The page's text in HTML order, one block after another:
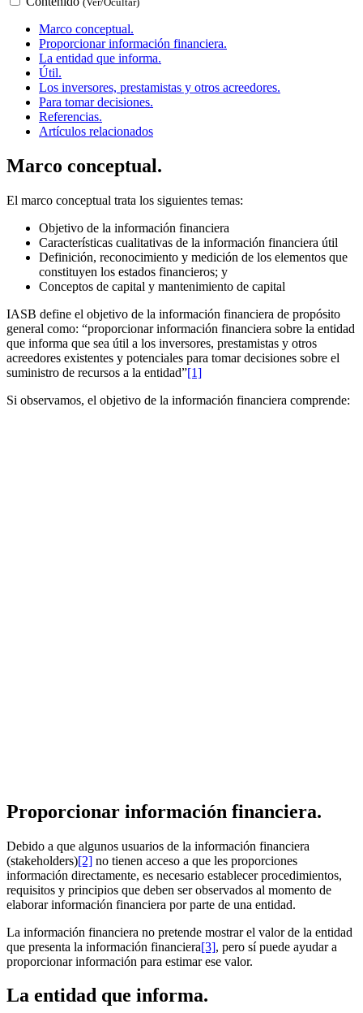
Marco conceptual.
Proporcionar información financiera.
La entidad que informa.
Útil.
Los inversores, prestamistas y otros acreedores.
Para tomar decisiones.
Referencias.
Artículos relacionados
Marco conceptual.
El marco conceptual trata los siguientes temas:
Objetivo de la información financiera
Características cualitativas de la información financiera útil
Definición, reconocimiento y medición de los elementos que
constituyen los estados financieros; y
Conceptos de capital y mantenimiento de capital
IASB define el objetivo de la información financiera de propósito
general como: “proporcionar información financiera sobre la entidad
que informa que sea útil a los inversores, prestamistas y otros
acreedores existentes y potenciales para tomar decisiones sobre el
suministro de recursos a la entidad”[1]
Si observamos, el objetivo de la información financiera comprende:
Proporcionar información financiera.
Debido a que algunos usuarios de la información financiera
(stakeholders)[2] no tienen acceso a que les proporciones
información directamente, es necesario establecer procedimientos,
requisitos y principios que deben ser observados al momento de
elaborar información financiera por parte de una entidad.
La información financiera no pretende mostrar el valor de la entidad
que presenta la información financiera[3], pero sí puede ayudar a
proporcionar información para estimar ese valor.
La entidad que informa.